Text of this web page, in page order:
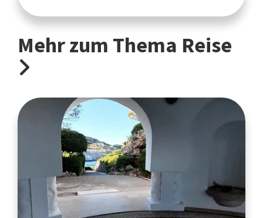
Mehr zum Thema Reise